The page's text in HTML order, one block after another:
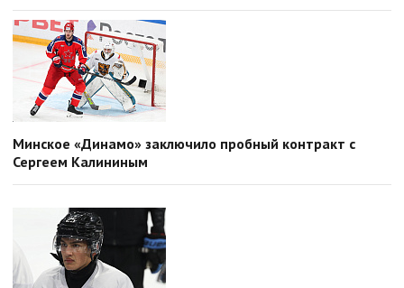
Минское «Динамо» заключило пробный контракт с
Сергеем Калининым